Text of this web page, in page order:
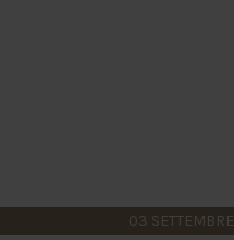
03 SETTEMBRE